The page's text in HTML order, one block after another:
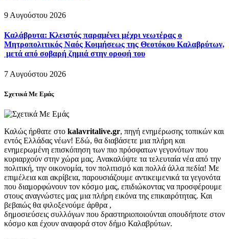
9 Αυγούστου 2026
Καλάβρυτα: Κλειστός παραμένει μέχρι νεωτέρας ο
Μητροπολιτικός Ναός Κοιμήσεως της Θεοτόκου Καλαβρύτων,
μετά από σοβαρή ζημιά στην οροφή του
7 Αυγούστου 2026
Σχετικά Με Εμάς
Καλώς ήρθατε στο kalavritalive.gr, πηγή ενημέρωσης τοπικών και
εντός Ελλάδας νέων! Εδώ, θα διαβάσετε μια πλήρη και
ενημερωμένη επισκόπηση των πιο πρόσφατων γεγονότων που
κυριαρχούν στην χώρα μας. Ανακαλύψτε τα τελευταία νέα από την
πολιτική, την οικονομία, τον πολιτισμό και πολλά άλλα πεδία! Με
επιμέλεια και ακρίβεια, παρουσιάζουμε αντικειμενικά τα γεγονότα
που διαμορφώνουν τον κόσμο μας, επιδιώκοντας να προσφέρουμε
στους αναγνώστες μας μια πλήρη εικόνα της επικαιρότητας. Και
βεβαιώς θα φιλοξενούμε άρθρα ,
δημοσιεύσεις συλλόγων που δραστηριοποιούνται οπουδήποτε στον
κόσμο και έχουν αναφορά στον δήμο Καλαβρύτων.